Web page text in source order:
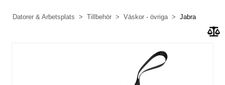
Datorer & Arbetsplats Tillbehör Väskor - övriga Jabra